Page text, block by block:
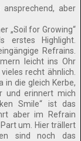
aber
„Soil for Growing“
Highlight.
Refrains.
leicht ins Ohr
recht ähnlich.
in die gleich Kerbe,
und erinnert mich
Smile“ ist das
aber im Refrain
um. Hier trällert
sind noch das